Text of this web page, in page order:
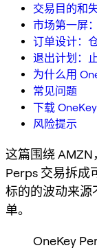
交易目的和
市场第一屏
订单设计：
退出计划：
为什么用
常见问题
下载
风险提示
这篇围绕
Perps 交易拆成
标的的波动来源
单。
OneKey